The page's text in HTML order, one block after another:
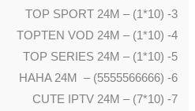
3- TOP SPORT 24M – (1*10)
4- TOPTEN VOD 24M – (1*10)
5- TOP SERIES 24M – (1*10)
6- HAHA 24M – (5555566666)
7- CUTE IPTV 24M – (7*10)